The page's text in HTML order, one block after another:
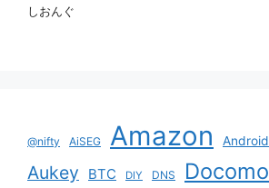
しおんぐ
@nifty AiSEG Amazon Android
Aukey BTC DIY DNS Docomo